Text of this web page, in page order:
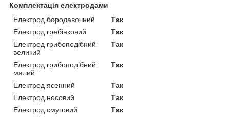
Комплектація електродами
Електрод бородавочний
Так
Електрод гребінковий
Так
Електрод грибоподібний
великий
Так
Електрод грибоподібний
малий
Так
Електрод ясенний
Так
Електрод носовий
Так
Електрод смуговий
Так